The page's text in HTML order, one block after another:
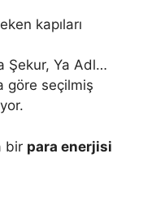
kapıları
Şekur, Ya Adl…
göre seçilmiş
bir para enerjisi